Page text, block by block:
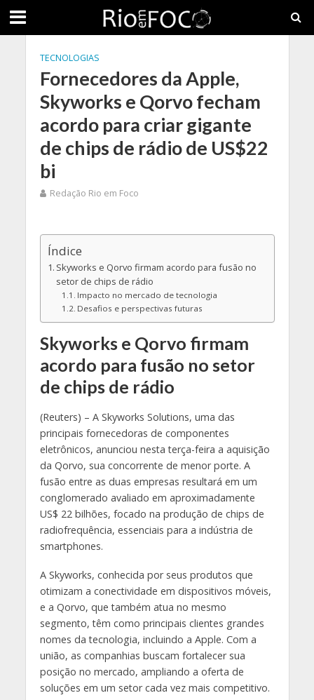
TECNOLOGIAS
Fornecedores da Apple,
Skyworks e Qorvo fecham
acordo para criar gigante
de chips de rádio de US$22
bi
Redação Rio em Foco
Índice
Skyworks e Qorvo firmam acordo para fusão no
setor de chips de rádio
Impacto no mercado de tecnologia
Desafios e perspectivas futuras
Skyworks e Qorvo firmam
acordo para fusão no setor
de chips de rádio
(Reuters) – A Skyworks Solutions, uma das
principais fornecedoras de componentes
eletrônicos, anunciou nesta terça-feira a aquisição
da Qorvo, sua concorrente de menor porte. A
fusão entre as duas empresas resultará em um
conglomerado avaliado em aproximadamente
US$ 22 bilhões, focado na produção de chips de
radiofrequência, essenciais para a indústria de
smartphones.
A Skyworks, conhecida por seus produtos que
otimizam a conectividade em dispositivos móveis,
e a Qorvo, que também atua no mesmo
segmento, têm como principais clientes grandes
nomes da tecnologia, incluindo a Apple. Com a
união, as companhias buscam fortalecer sua
posição no mercado, ampliando a oferta de
soluções em um setor cada vez mais competitivo.